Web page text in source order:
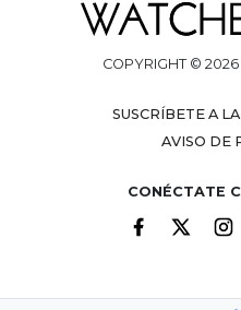
COPYRIGHT © 2026
SUSCRÍBETE A
AVISO DE
CONÉCTATE